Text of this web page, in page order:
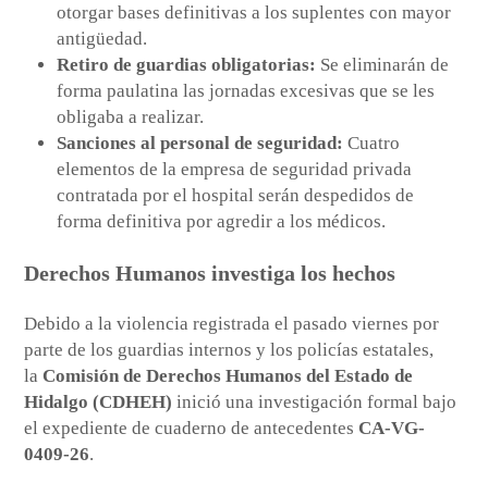
otorgar bases definitivas a los suplentes con mayor
antigüedad.
Retiro de guardias obligatorias: Se eliminarán de
forma paulatina las jornadas excesivas que se les
obligaba a realizar.
Sanciones al personal de seguridad: Cuatro
elementos de la empresa de seguridad privada
contratada por el hospital serán despedidos de
forma definitiva por agredir a los médicos.
Derechos Humanos investiga los hechos
Debido a la violencia registrada el pasado viernes por
parte de los guardias internos y los policías estatales,
laComisión de Derechos Humanos del Estado de
Hidalgo (CDHEH) inició una investigación formal bajo
el expediente de cuaderno de antecedentesCA-VG-
0409-26.